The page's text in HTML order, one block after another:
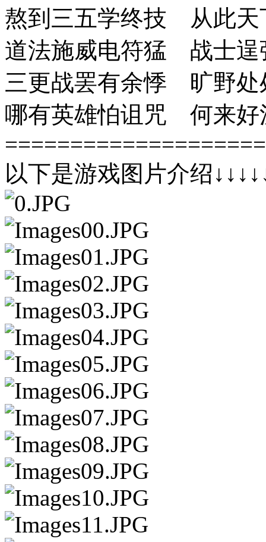
熬到三五学终技 从此
道法施威电符猛 战士
三更战罢有余悸 旷野
哪有英雄怕诅咒 何来
以下是游戏图片介绍